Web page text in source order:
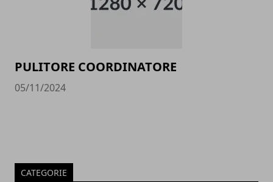
PULITORE COORDINATORE
05/11/2024
CATEGORIE